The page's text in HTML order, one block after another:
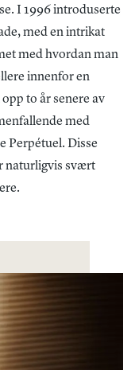
I 1996 introduserte
med en intrikat
med hvordan man
innenfor en
to år senere av
med
Perpétuel. Disse
naturligvis svært